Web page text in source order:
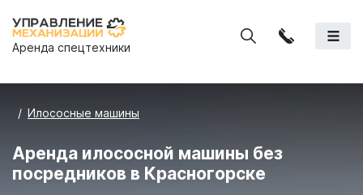
Аренда спецтехники
Илососные машины
Аренда илососной машины без
посредников в Красногорске